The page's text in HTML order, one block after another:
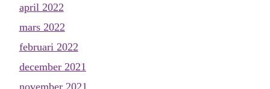
april 2022
mars 2022
februari 2022
december 2021
november 2021